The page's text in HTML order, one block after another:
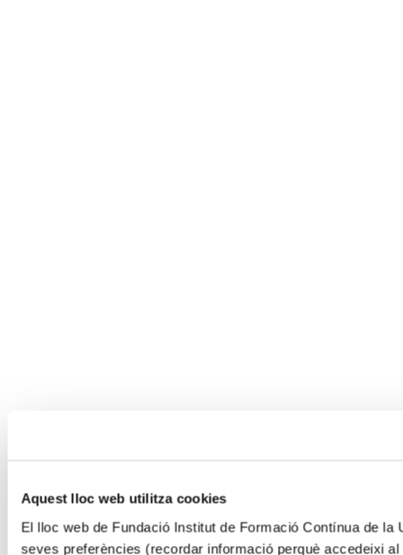
Aquest lloc web utilitza cookies
El lloc web de Fundació Institut de Formació Contínua de
seves preferències (recordar informació perquè accedeixi